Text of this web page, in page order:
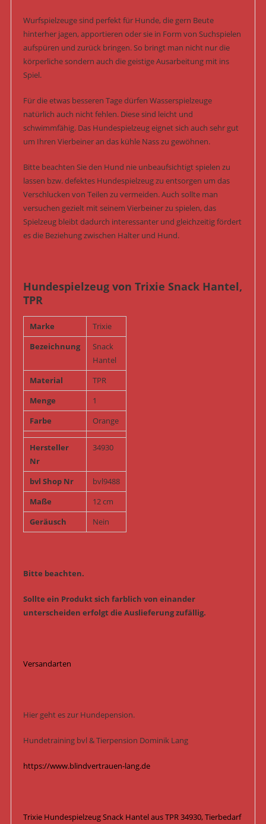
Wurfspielzeuge sind perfekt für Hunde, die gern Beute
hinterher jagen, apportieren oder sie in Form von Suchspielen
aufspüren und zurück bringen. So bringt man nicht nur die
körperliche sondern auch die geistige Ausarbeitung mit ins
Spiel.
Für die etwas besseren Tage dürfen Wasserspielzeuge
natürlich auch nicht fehlen. Diese sind leicht und
schwimmfähig. Das Hundespielzeug eignet sich auch sehr gut
um Ihren Vierbeiner an das kühle Nass zu gewöhnen.
Bitte beachten Sie den Hund nie unbeaufsichtigt spielen zu
lassen bzw. defektes Hundespielzeug zu entsorgen um das
Verschlucken von Teilen zu vermeiden. Auch sollte man
versuchen gezielt mit seinem Vierbeiner zu spielen, das
Spielzeug bleibt dadurch interessanter und gleichzeitig fördert
es die Beziehung zwischen Halter und Hund.
Hundespielzeug von Trixie Snack Hantel,
TPR
Marke
Trixie
Bezeichnung
Snack
Hantel
Material
TPR
Menge
1
Farbe
Orange
Hersteller
Nr
34930
bvl Shop Nr
bvl9488
Maße
12 cm
Geräusch
Nein
Bitte beachten.
Sollte ein Produkt sich farblich von einander
unterscheiden erfolgt die Auslieferung zufällig.
Versandarten
Hier geht es zur Hundepension.
Hundetraining bvl & Tierpension Dominik Lang
https://www.blindvertrauen-lang.de
Trixie Hundespielzeug Snack Hantel aus TPR 34930, Tierbedarf